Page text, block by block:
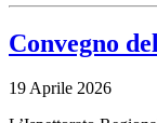
Convegno
19 Aprile 2026